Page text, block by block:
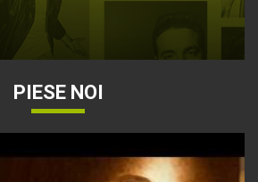
PIESE NOI